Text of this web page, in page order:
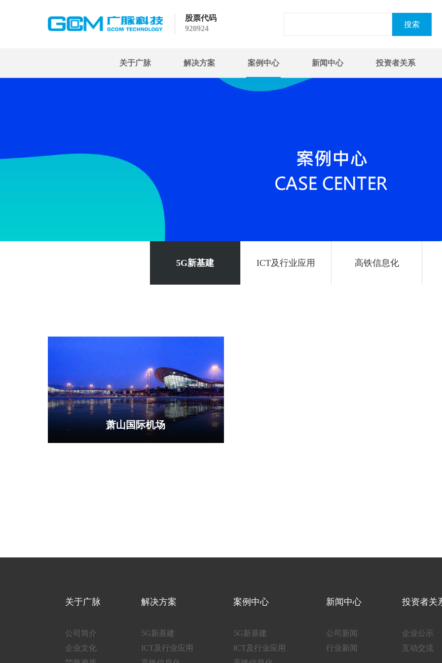
股票代码
920924
关于广脉 解决方案 案例中心 新闻中心 投资者关系
5G新基建 ICT及行业应用 高铁信息化
萧山国际机场
关于广脉
公司简介
企业文化
解决方案
5G新基建
ICT及行业应用
案例中心
5G新基建
ICT及行业应用
新闻中心
公司新闻
行业新闻
投资者关
企业公示
互动交流